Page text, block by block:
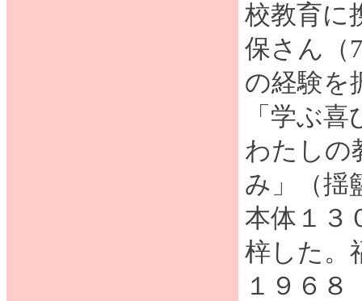
校教育に
保さん（
の経験を
「学ぶ
わたしの
み」（揺
本体１３
梓した。
１９６８